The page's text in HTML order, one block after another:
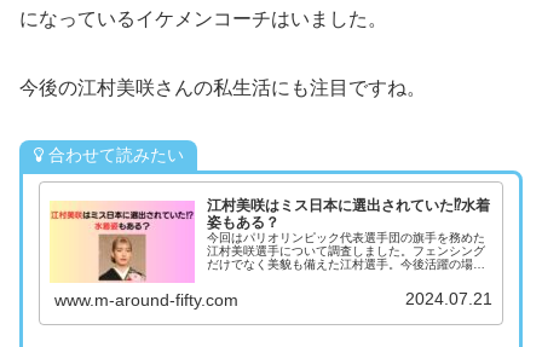
になっているイケメンコーチはいました。
今後の江村美咲さんの私生活にも注目ですね。
合わせて読みたい
江村美咲はミス日本に選出されていた⁉️水着
姿もある？
今回はパリオリンピック代表選手団の旗手を務めた
江村美咲選手について調査しました。フェンシング
だけでなく美貌も備えた江村選手。今後活躍の場を
www.m-around-fifty.com 2024.07.21